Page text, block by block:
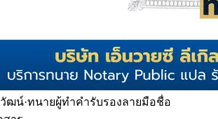
ฒน์·ทนายผู้ทำคำรับรองลายมือชื่อ